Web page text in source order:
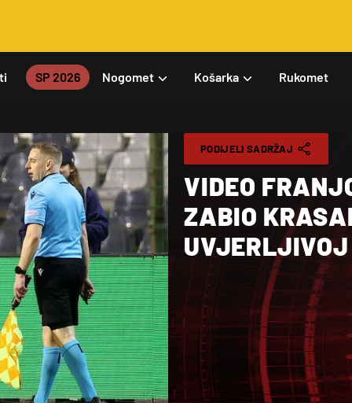
SP 2026 Nogomet Košarka Rukomet
PODIJELI SADRŽAJ
VIDEO
ZABIO